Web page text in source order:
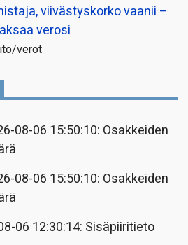
viivästyskorko vaanii –
verosi
verot
08-06 15:50:10: Osakkeiden
08-06 15:50:10: Osakkeiden
06 12:30:14: Sisäpiiritieto